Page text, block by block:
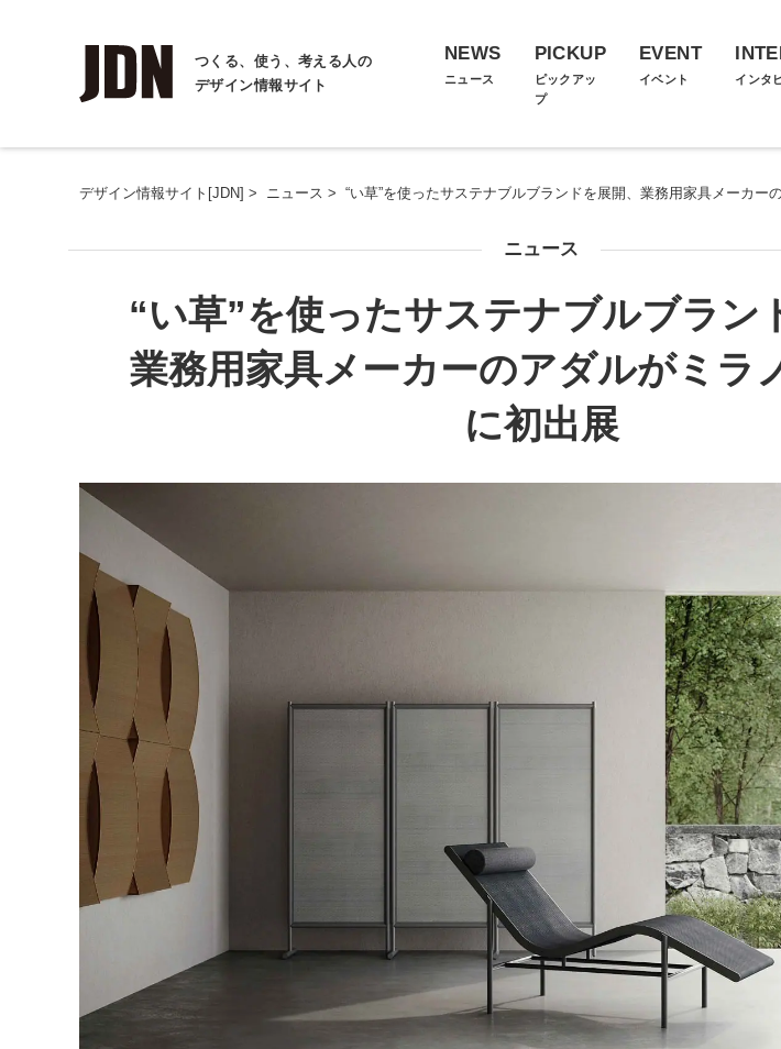
つくる、使う、考える人の
デザイン情報サイト
NEWS
ニュース
PICKUP
ピックアッ
プ
EVENT
イベント インタ
デザイン情報サイト[JDN] > ニュース > “い草”を使ったサステナブルブランドを展開、業務用家具メーカー
ニュース
“い草”を使ったサステナブルブラン
業務用家具メーカーのアダルがミラ
に初出展